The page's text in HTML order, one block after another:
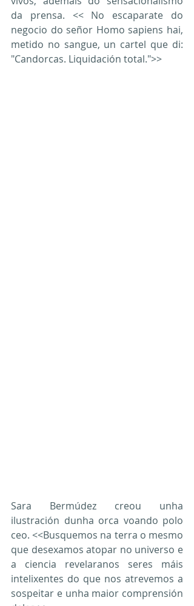
da prensa. << No escaparate do
negocio do señor Homo sapiens hai,
metido no sangue, un cartel que di:
"Candorcas. Liquidación total.">>
Sara Bermúdez creou unha
ilustración dunha orca voando polo
ceo. <<Busquemos na terra o mesmo
que desexamos atopar no universo e
a ciencia revelaranos seres máis
intelixentes do que nos atrevemos a
sospeitar e unha maior comprensión